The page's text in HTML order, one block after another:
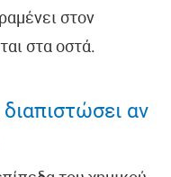
στον
στα οστά.
αν